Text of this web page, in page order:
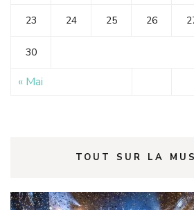
23 24 25 26
30
« Mai
TOUT SUR LA